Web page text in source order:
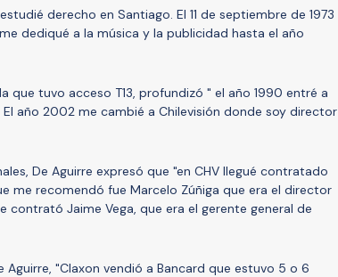
derecho en Santiago. El 11 de septiembre de 1973
dediqué a la música y la publicidad hasta el año
que tuvo acceso T13, profundizó " el año 1990 entré a
año 2002 me cambié a Chilevisión donde soy director
De Aguirre expresó que "en CHV llegué contratado
me recomendó fue Marcelo Zúñiga que era el director
Jaime Vega, que era el gerente general de
"Claxon vendió a Bancard que estuvo 5 o 6